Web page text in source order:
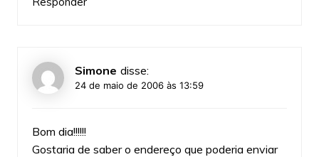
Simone disse:
24 de maio de 2006 às 13:59
Bom dia!!!!!!
Gostaria de saber o endereço que poderia enviar